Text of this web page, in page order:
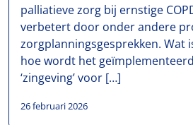
palliatieve zorg bij ernstige
verbetert door onder andere
zorgplanningsgesprekken. Wat
hoe wordt het
‘zingeving’ voor […]
26 februari 2026